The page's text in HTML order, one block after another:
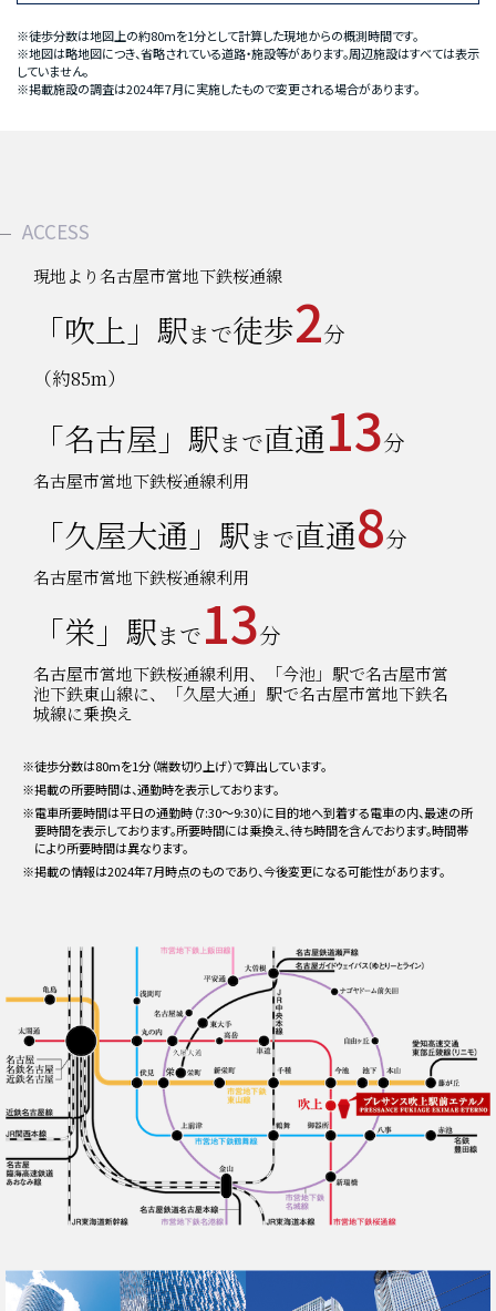
※徒歩分数は地図上の約80mを1分として計算した現地からの概測時間です。
※地図は略地図につき、省略されている道路・施設等があります。周辺施設はすべては表示
していません。
※掲載施設の調査は2024年7月に実施したもので変更される場合があります。
ACCESS
現地より名古屋市営地下鉄桜通線
「吹上」駅まで徒歩2分
（約85m）
「名古屋」駅まで直通13分
名古屋市営地下鉄桜通線利用
「久屋大通」駅まで直通8分
名古屋市営地下鉄桜通線利用
「栄」駅まで13分
名古屋市営地下鉄桜通線利用、「今池」駅で名古屋市営
池下鉄東山線に、「久屋大通」駅で名古屋市営地下鉄名
城線に乗換え
※徒歩分数は80mを1分（端数切り上げ）で算出しています。
※掲載の所要時間は、通勤時を表示しております。
※電車所要時間は平日の通勤時（7:30〜9:30）に目的地へ到着する電車の内、最速の所
要時間を表示しております。所要時間には乗換え、待ち時間を含んでおります。時間帯
により所要時間は異なります。
※掲載の情報は2024年7月時点のものであり、今後変更になる可能性があります。